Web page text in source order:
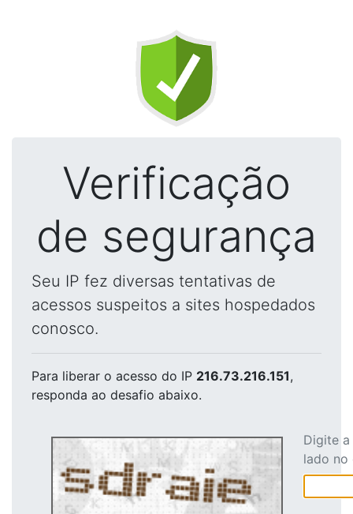
Verificação
de segurança
Seu IP fez diversas tentativas de
acessos suspeitos a sites hospedados
conosco.
Para liberar o acesso do IP 216.73.216.151,
responda ao desafio abaixo.
Digite
lado no